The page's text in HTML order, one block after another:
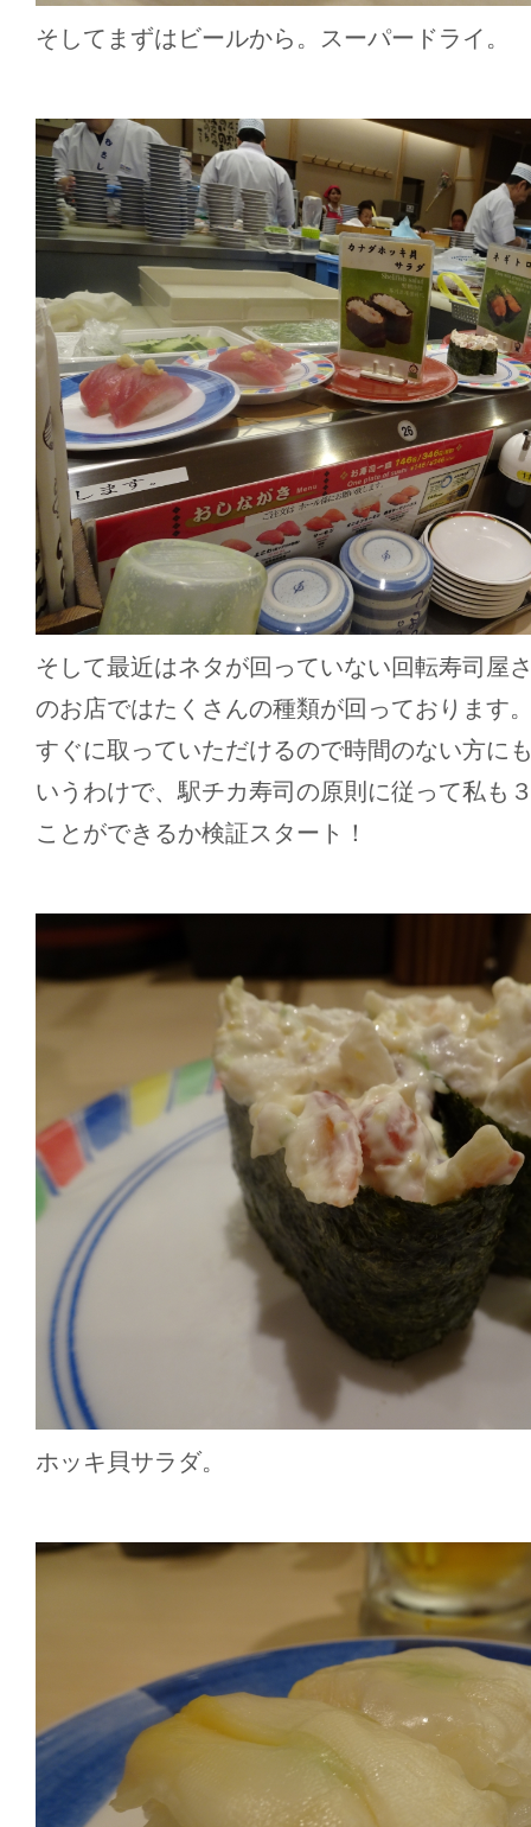
そしてまずはビールから。スーパードライ。
そして最近はネタが回っていない回転寿司屋
のお店ではたくさんの種類が回っております
すぐに取っていただけるので時間のない方に
いうわけで、駅チカ寿司の原則に従って私も
ことができるか検証スタート！
ホッキ貝サラダ。